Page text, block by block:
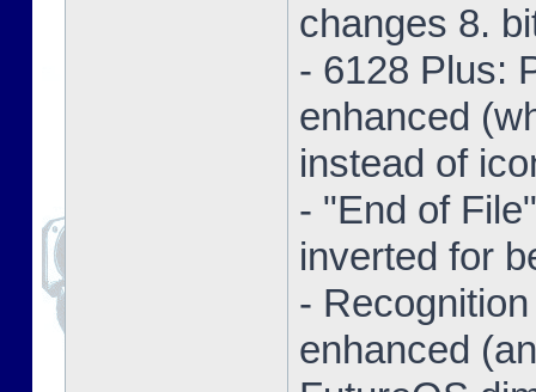
changes 8.
- 6128 Plus:
enhanced
instead of
- "End of
inverted for
-
enhanced